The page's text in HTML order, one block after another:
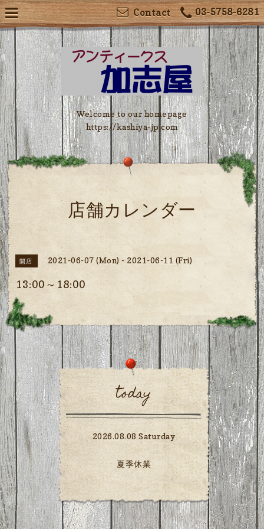
03-5758-6281
Contact
Welcome to our homepage
https://kashiya-jp.com
店舗カレンダー
開店 2021-06-07 (Mon) - 2021-06-11 (Fri)
13:00～18:00
today
2026.08.08 Saturday
夏季休業